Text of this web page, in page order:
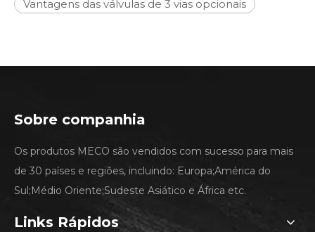
Vantagens das válvulas de 3 vias opcionais
Sobre companhia
Os produtos MECO são vendidos com sucesso para mais
de 30 países e regiões, incluindo: Europa;América do
Sul;Médio Oriente;Sudeste Asiático e África etc.
Links Rápidos